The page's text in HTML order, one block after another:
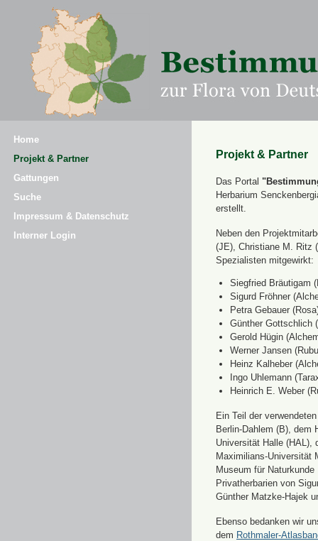
Home
Projekt & Partner
Gattungen
Suche
Impressum & Datenschutz
Interner Login
Projekt & Partner
Das Portal
Herbarium
erstellt.
Neben den
(JE), Christiane M. Ritz
Spezialisten mitgewirkt:
Siegfried Bräutigam
Sigurd Fröhner
Petra Gebauer
Günther Gottschlich
Gerold Hügin
Werner Jansen
Heinz Kalheber
Ingo Uhlemann
Heinrich E. Weber
Ein Teil der
Berlin-Dahlem (B), dem
Universität Halle (HAL),
Maximilians-Universität
Museum für
Privatherbarien von
Günther Matzke-Hajek
Ebenso bedanken wir
dem Rothmaler-